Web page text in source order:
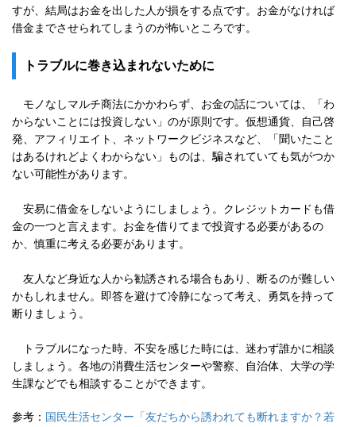
すが、結局はお金を出した人が損をする点です。お金がなければ
借金までさせられてしまうのが怖いところです。
トラブルに巻き込まれないために
モノなしマルチ商法にかかわらず、お金の話については、「わ
からないことには投資しない」のが原則です。仮想通貨、自己啓
発、アフィリエイト、ネットワークビジネスなど、「聞いたこと
はあるけれどよくわからない」ものは、騙されていても気がつか
ない可能性があります。
安易に借金をしないようにしましょう。クレジットカードも借
金の一つと言えます。お金を借りてまで投資する必要があるの
か、慎重に考える必要があります。
友人など身近な人から勧誘される場合もあり、断るのが難しい
かもしれません。即答を避けて冷静になって考え、勇気を持って
断りましょう。
トラブルになった時、不安を感じた時には、迷わず誰かに相談
しましょう。各地の消費生活センターや警察、自治体、大学の学
生課などでも相談することができます。
参考： 国民生活センター「友だちから誘われても断れますか？若